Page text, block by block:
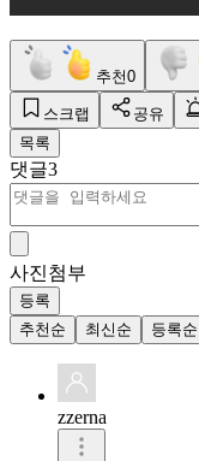
추천0
스크랩 공유
목록
댓글3
사진첨부
등록
추천순
최신순 등록순
zzerna